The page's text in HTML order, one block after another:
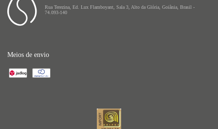
Rua Terezina, Ed. Lux Flamboyant, Sala 3, Alto da Glória, Goiânia, Brasil -
74.093-140
Meios de envio